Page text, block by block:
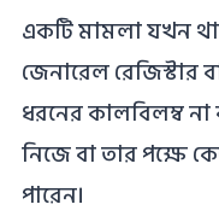
একটি মামলা যখন
জেনারেল
ধরনের কালবিলম্ব
নিজে বা তার পক্ষে
পারেন।